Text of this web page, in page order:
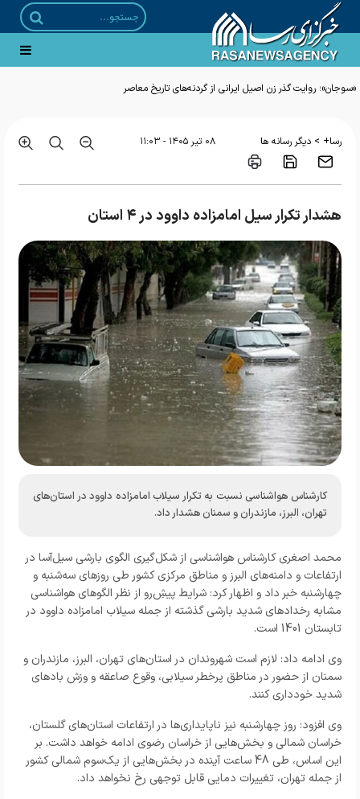
«سوجان»؛ روایت گذر زن اصیل ایرانی از گردنه‌های تاریخ معاصر
رسا+ > دیگر رسانه ها ۰۸ تير ۱۴۰۵ - ۱۱:۰۳
هشدار تکرار سیل امامزاده داوود در ۴ استان
کارشناس هواشناسی نسبت به تکرار سیلاب امامزاده داوود در استان‌های
تهران، البرز، مازندران و سمنان هشدار داد.
محمد اصغری کارشناس هواشناسی از شکل‌گیری الگوی بارشی سیل‌آسا در
ارتفاعات و دامنه‌های البرز و مناطق مرکزی کشور طی روزهای سه‌شنبه و
چهارشنبه خبر داد و اظهار کرد: شرایط پیش‌ِرو از نظر الگوهای هواشناسی
مشابه رخدادهای شدید بارشی گذشته از جمله سیلاب امامزاده داوود در
تابستان 1401 است.
وی ادامه داد: لازم است شهروندان در استان‌های تهران، البرز، مازندران و
سمنان از حضور در مناطق پرخطر سیلابی، وقوع صاعقه و وزش بادهای
شدید خودداری کنند.
وی افزود: روز چهارشنبه نیز ناپایداری‌ها در ارتفاعات استان‌های گلستان،
خراسان شمالی و بخش‌هایی از خراسان رضوی ادامه خواهد داشت. بر
این اساس، طی 48 ساعت آینده در بخش‌هایی از یک‌سوم شمالی کشور
از جمله تهران، تغییرات دمایی قابل توجهی رخ نخواهد داد.